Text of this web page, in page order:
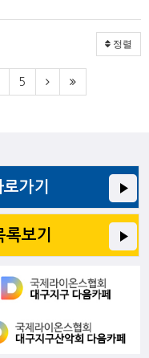
정렬
5
가기
보기